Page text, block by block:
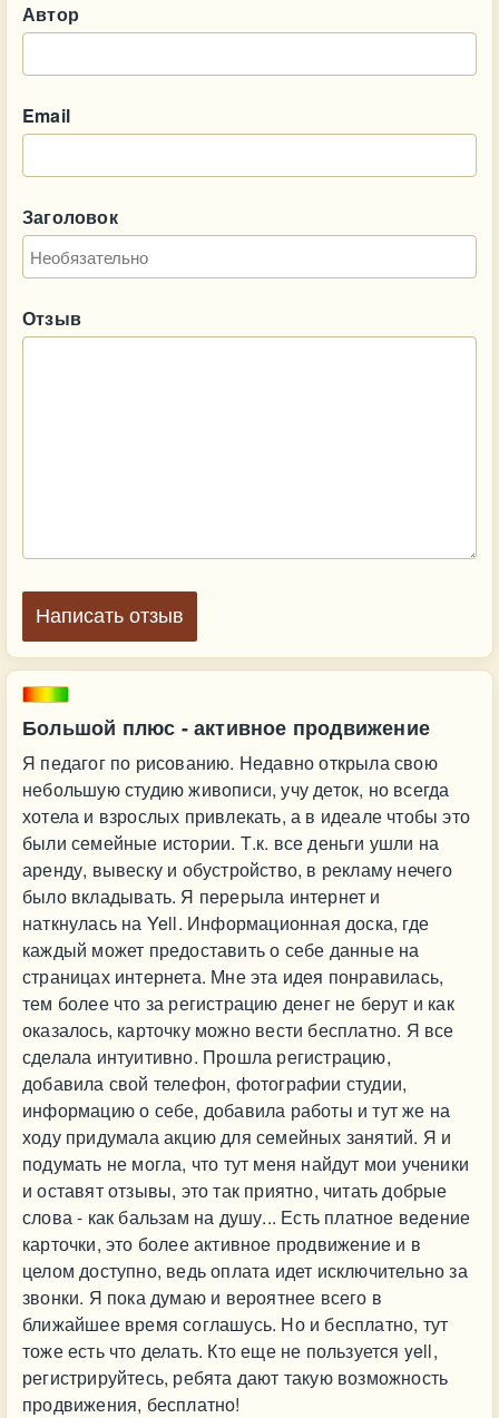
Большой плюс - активное продвижение
Я педагог по рисованию. Недавно открыла свою
небольшую студию живописи, учу деток, но всегда
хотела и взрослых привлекать, а в идеале чтобы это
были семейные истории. Т.к. все деньги ушли на
аренду, вывеску и обустройство, в рекламу нечего
было вкладывать. Я перерыла интернет и
наткнулась на Yell. Информационная доска, где
каждый может предоставить о себе данные на
страницах интернета. Мне эта идея понравилась,
тем более что за регистрацию денег не берут и как
оказалось, карточку можно вести бесплатно. Я все
сделала интуитивно. Прошла регистрацию,
добавила свой телефон, фотографии студии,
информацию о себе, добавила работы и тут же на
ходу придумала акцию для семейных занятий. Я и
подумать не могла, что тут меня найдут мои ученики
и оставят отзывы, это так приятно, читать добрые
слова - как бальзам на душу... Есть платное ведение
карточки, это более активное продвижение и в
целом доступно, ведь оплата идет исключительно за
звонки. Я пока думаю и вероятнее всего в
ближайшее время соглашусь. Но и бесплатно, тут
тоже есть что делать. Кто еще не пользуется yell,
регистрируйтесь, ребята дают такую возможность
продвижения, бесплатно!
Автор
Email
Заголовок
Отзыв
Написать отзыв